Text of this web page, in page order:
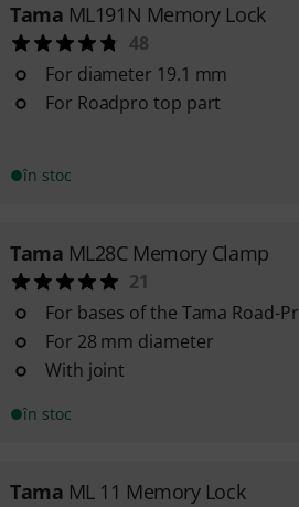
Tama ML191N Memory Lock
48
For diameter 19.1 mm
For Roadpro top part
în stoc
Tama ML28C Memory Clamp
21
For bases of the Tama Road-
For 28 mm diameter
With joint
în stoc
Tama ML 11 Memory Lock